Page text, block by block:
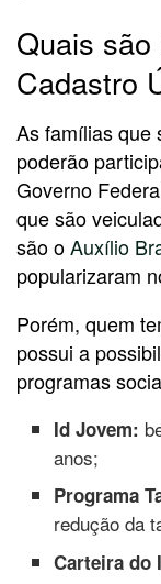
Quais
Cadastro
As famílias que
poderão
Governo
que são
são oAuxílio
popularizaram
Porém, quem
possui a
programas
Id Jovem:
anos;
Programa
redução da
Carteira do